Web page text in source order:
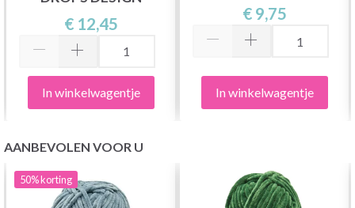
€ 12,45
In winkelwagentje
€ 9,75
In winkelwagentje
AANBEVOLEN VOOR U
50%korting